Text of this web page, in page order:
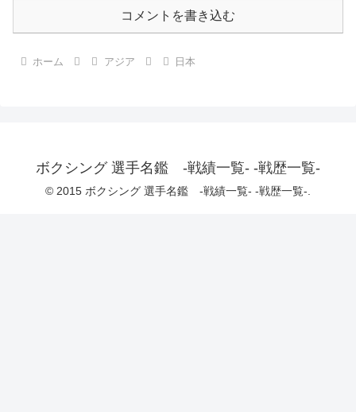
コメントを書き込む
ホーム アジア 日本
ボクシング 選手名鑑 -戦績一覧- -戦歴一覧-
© 2015 ボクシング 選手名鑑 -戦績一覧- -戦歴一覧-.